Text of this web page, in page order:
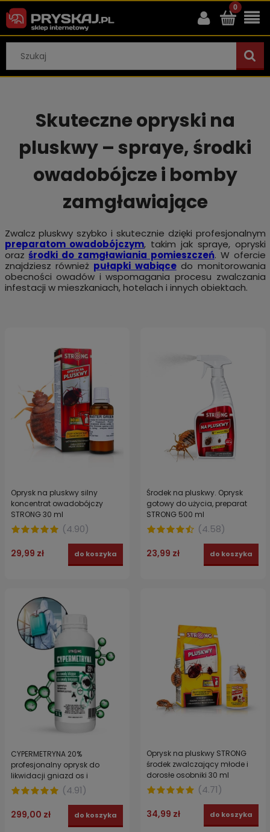
Skuteczne opryski na
pluskwy – spraye, środki
owadobójcze i bomby
zamgławiające
Zwalcz pluskwy szybko i skutecznie dzięki profesjonalnym
preparatom owadobójczym, takim jak spraye, opryski
orazśrodki do zamgławiania pomieszczeń. W ofercie
znajdziesz również pułapki wabiącedo monitorowania
obecności owadów i wspomagania procesu zwalczania
infestacji w mieszkaniach, hotelach i innych obiektach.
Oprysk na pluskwy silny
koncentrat owadobójczy
STRONG 30 ml
(4.90)
29,99 zł do koszyka
Środek na pluskwy. Oprysk
gotowy do użycia, preparat
STRONG 500 ml
(4.58)
23,99 zł do koszyka
CYPERMETRYNA 20%
profesjonalny oprysk do
likwidacji gniazd os i
szerszeni. Środek do
zwalczania owadów
latających i biegających
(4.91)
299,00 zł do koszyka
Oprysk na pluskwy STRONG
środek zwalczający młode i
dorosłe osobniki 30 ml
(4.71)
34,99 zł do koszyka